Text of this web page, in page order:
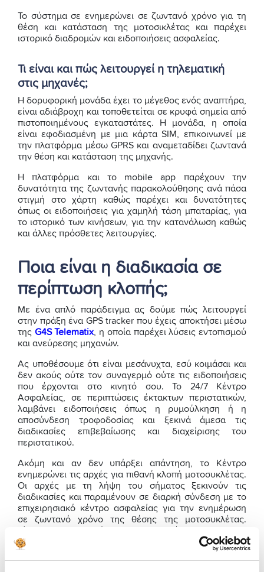
Το σύστημα σε ενημερώνει σε ζωντανό χρόνο για τη
θέση και κατάσταση της μοτοσικλέτας και παρέχει
ιστορικό διαδρομών και ειδοποιήσεις ασφαλείας.
Τι είναι και πώς λειτουργεί η τηλεματική
στις μηχανές;
Η δορυφορική μονάδα έχει το μέγεθος ενός αναπτήρα,
είναι αδιάβροχη και τοποθετείται σε κρυφά σημεία από
πιστοποιημένους εγκαταστάτες. Η μονάδα, η οποία
είναι εφοδιασμένη με μια κάρτα SIM, επικοινωνεί με
την πλατφόρμα μέσω GPRS και αναμεταδίδει ζωντανά
την θέση και κατάσταση της μηχανής.
Η πλατφόρμα και το mobile app παρέχουν την
δυνατότητα της ζωντανής παρακολούθησης ανά πάσα
στιγμή στο χάρτη καθώς παρέχει και δυνατότητες
όπως οι ειδοποιήσεις για χαμηλή τάση μπαταρίας, για
το ιστορικό των κινήσεων, για την κατανάλωση καθώς
και άλλες πρόσθετες λειτουργίες.
Ποια είναι η διαδικασία σε
περίπτωση κλοπής;
Με ένα απλό παράδειγμα ας δούμε πώς λειτουργεί
στην πράξη ένα GPS tracker που έχεις αποκτήσει μέσω
της G4S Telematix, η οποία παρέχει λύσεις εντοπισμού
και ανεύρεσης μηχανών.
Ας υποθέσουμε ότι είναι μεσάνυχτα, εσύ κοιμάσαι και
δεν ακούς ούτε τον συναγερμό ούτε τις ειδοποιήσεις
που έρχονται στο κινητό σου. Το 24/7 Κέντρο
Ασφαλείας, σε περιπτώσεις έκτακτων περιστατικών,
λαμβάνει ειδοποιήσεις όπως η ρυμούλκηση ή η
αποσύνδεση τροφοδοσίας και ξεκινά άμεσα τις
διαδικασίες επιβεβαίωσης και διαχείρισης του
περιστατικού.
Ακόμη και αν δεν υπάρξει απάντηση, το Κέντρο
ενημερώνει τις αρχές για πιθανή κλοπή μοτοσυκλέτας.
Οι αρχές με τη λήψη του σήματος ξεκινούν τις
διαδικασίες και παραμένουν σε διαρκή σύνδεση με το
επιχειρησιακό κέντρο ασφαλείας για την ενημέρωση
σε ζωντανό χρόνο της θέσης της μοτοσυκλέτας.
ενημερώνουν σχετικά. Αυτό ήταν!